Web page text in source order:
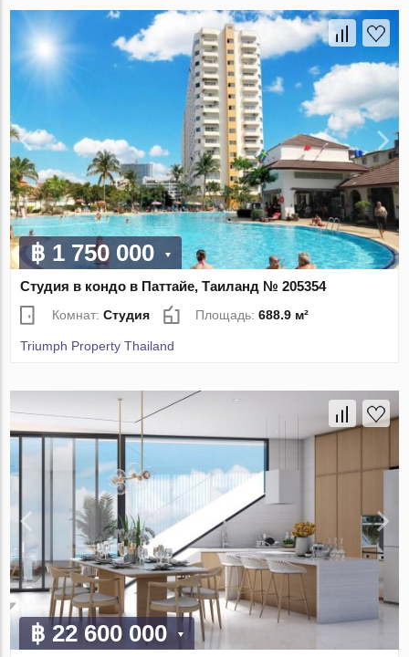
฿ 1 750 000
Студия в кондо в Паттайе, Таиланд № 205354
Комнат:Студия Площадь:688.9 м²
Triumph Property Thailand
฿ 22 600 000